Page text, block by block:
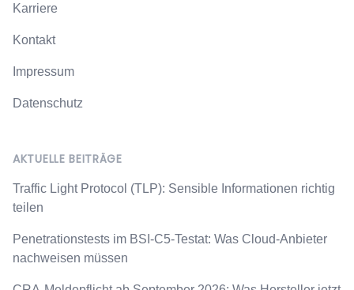
Karriere
Kontakt
Impressum
Datenschutz
AKTUELLE BEITRÄGE
Traffic Light Protocol (TLP): Sensible Informationen richtig
teilen
Penetrationstests im BSI-C5-Testat: Was Cloud-Anbieter
nachweisen müssen